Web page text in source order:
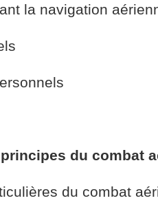
la navigation
du combat
du combat